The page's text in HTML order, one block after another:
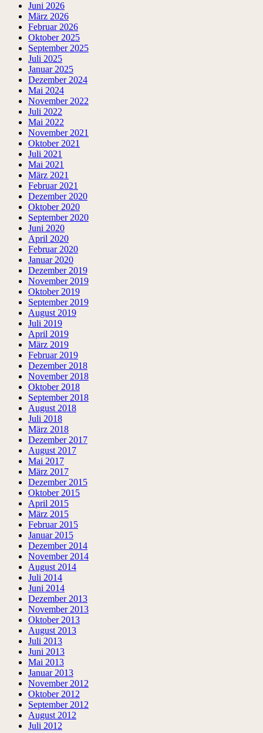
Juni 2026
März 2026
Februar 2026
Oktober 2025
September 2025
Juli 2025
Januar 2025
Dezember 2024
Mai 2024
November 2022
Juli 2022
Mai 2022
November 2021
Oktober 2021
Juli 2021
Mai 2021
März 2021
Februar 2021
Dezember 2020
Oktober 2020
September 2020
Juni 2020
April 2020
Februar 2020
Januar 2020
Dezember 2019
November 2019
Oktober 2019
September 2019
August 2019
Juli 2019
April 2019
März 2019
Februar 2019
Dezember 2018
November 2018
Oktober 2018
September 2018
August 2018
Juli 2018
März 2018
Dezember 2017
August 2017
Mai 2017
März 2017
Dezember 2015
Oktober 2015
April 2015
März 2015
Februar 2015
Januar 2015
Dezember 2014
November 2014
August 2014
Juli 2014
Juni 2014
Dezember 2013
November 2013
Oktober 2013
August 2013
Juli 2013
Juni 2013
Mai 2013
Januar 2013
November 2012
Oktober 2012
September 2012
August 2012
Juli 2012